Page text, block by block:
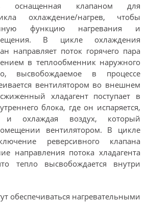
оснащенная клапаном для
охлаждение/нагрев, чтобы
функцию нагревания и
В цикле охлаждения
направляет поток горячего пара
в теплообменник наружного
высвобождаемое в процессе
вентилятором во внешнем
хладагент поступает в
блока, где он испаряется,
и охлаждая воздух, который
вентилятором. В цикле
реверсивного клапана
направления потока хладагента
тепло высвобождается внутри
обеспечиваться нагревательными